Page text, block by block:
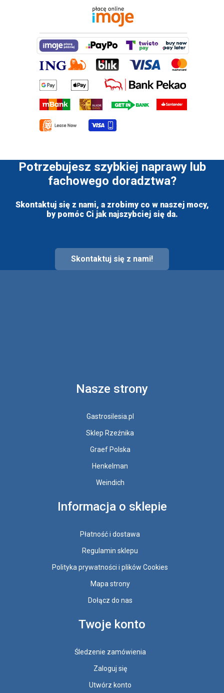
Potrzebujesz szybkiej naprawy lub
fachowego doradztwa?
Skontaktuj się z nami, a zrobimy co w naszej mocy,
by pomóc Ci jak najszybciej się da.
Skontaktuj się z nami!
Nasze strony
Gastrosilesia.pl
Sklep Rzeźnika
Graef Polska
Henkelman
Weindich
Informacja o sklepie
Płatność i dostawa
Regulamin sklepu
Polityka prywatności i plików Cookies
Mapa strony
Dołącz do nas
Twoje konto
Śledzenie zamówienia
Zaloguj się
Utwórz konto